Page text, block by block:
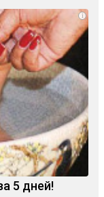
i
5 дней!